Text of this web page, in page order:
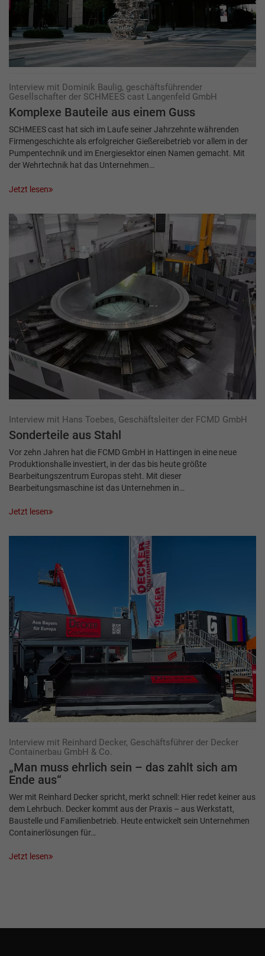
Interview mit Dominik Baulig, geschäftsführender
Gesellschafter der SCHMEES cast Langenfeld GmbH
Komplexe Bauteile aus einem Guss
SCHMEES cast hat sich im Laufe seiner Jahrzehnte währenden
Firmengeschichte als erfolgreicher Gießereibetrieb vor allem in der
Pumpentechnik und im Energiesektor einen Namen gemacht. Mit
der Wehrtechnik hat das Unternehmen…
Jetzt lesen
Interview mit Hans Toebes, Geschäftsleiter der FCMD GmbH
Sonderteile aus Stahl
Vor zehn Jahren hat die FCMD GmbH in Hattingen in eine neue
Produktionshalle investiert, in der das bis heute größte
Bearbeitungszentrum Europas steht. Mit dieser
Bearbeitungsmaschine ist das Unternehmen in…
Jetzt lesen
Interview mit Reinhard Decker, Geschäftsführer der Decker
Containerbau GmbH & Co.
„Man muss ehrlich sein – das zahlt sich am
Ende aus“
Wer mit Reinhard Decker spricht, merkt schnell: Hier redet keiner aus
dem Lehrbuch. Decker kommt aus der Praxis – aus Werkstatt,
Baustelle und Familienbetrieb. Heute entwickelt sein Unternehmen
Containerlösungen für…
Jetzt lesen